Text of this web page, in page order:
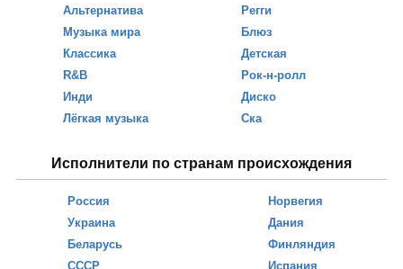
Альтернатива
Музыка мира
Классика
R&B
Инди
Лёгкая музыка
Регги
Блюз
Детская
Рок-н-ролл
Диско
Ска
Исполнители по странам происхождения
Россия
Украина
Беларусь
СССР
Норвегия
Дания
Финляндия
Испания